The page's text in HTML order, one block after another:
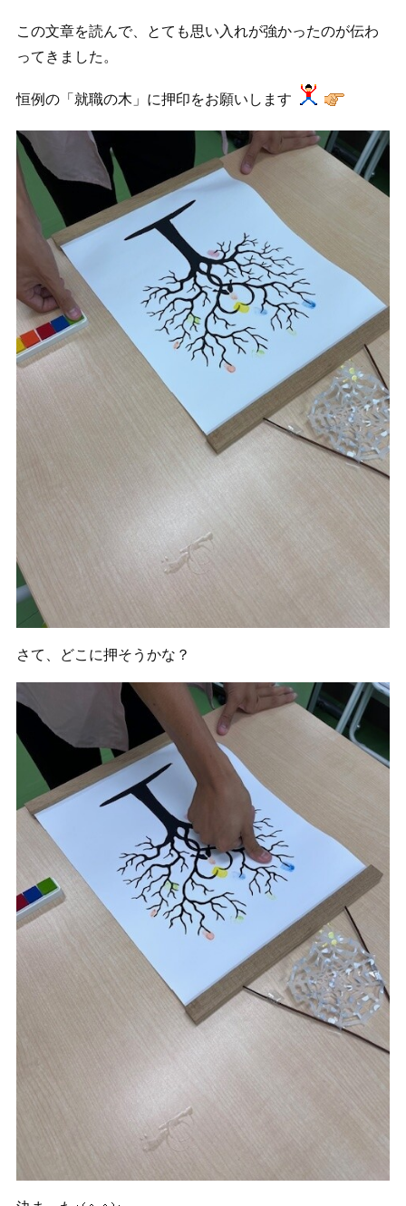
この文章を読んで、とても思い入れが強かったのが伝わ
ってきました。
恒例の「就職の木」に押印をお願いします
さて、どこに押そうかな？